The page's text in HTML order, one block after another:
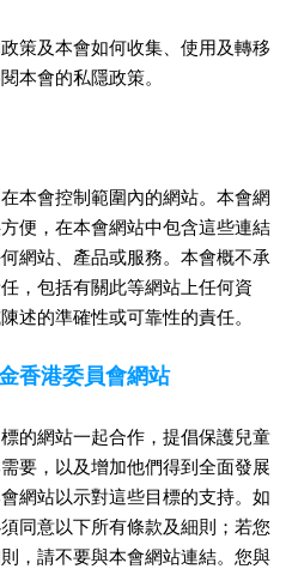
策及本會如何收集、使用及轉移
本會的私隱政策。
本會控制範圍內的網站。本會網
便，在本會網站中包含這些連結
網站、產品或服務。本會概不承
，包括有關此等網站上任何資
述的準確性或可靠性的責任。
香港委員會網站
的網站一起合作，提倡保護兒童
要，以及增加他們得到全面發展
網站以示對這些目標的支持。如
同意以下所有條款及細則；若您
，請不要與本會網站連結。您與